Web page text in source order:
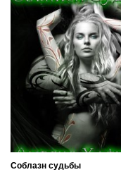
Соблазн судьбы